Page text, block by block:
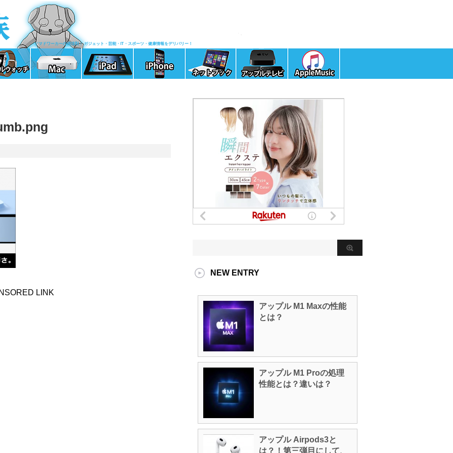
ノマドワーカーの清涼剤！ ガジェット・芸能・IT・スポーツ・健康情報をデリバリー！
LINK
NEW ENTRY
アップル M1 Maxの性能
とは？
アップル M1 Proの処理
性能とは？違いは？
アップル Airpods3と
は？！第三弾目にして、